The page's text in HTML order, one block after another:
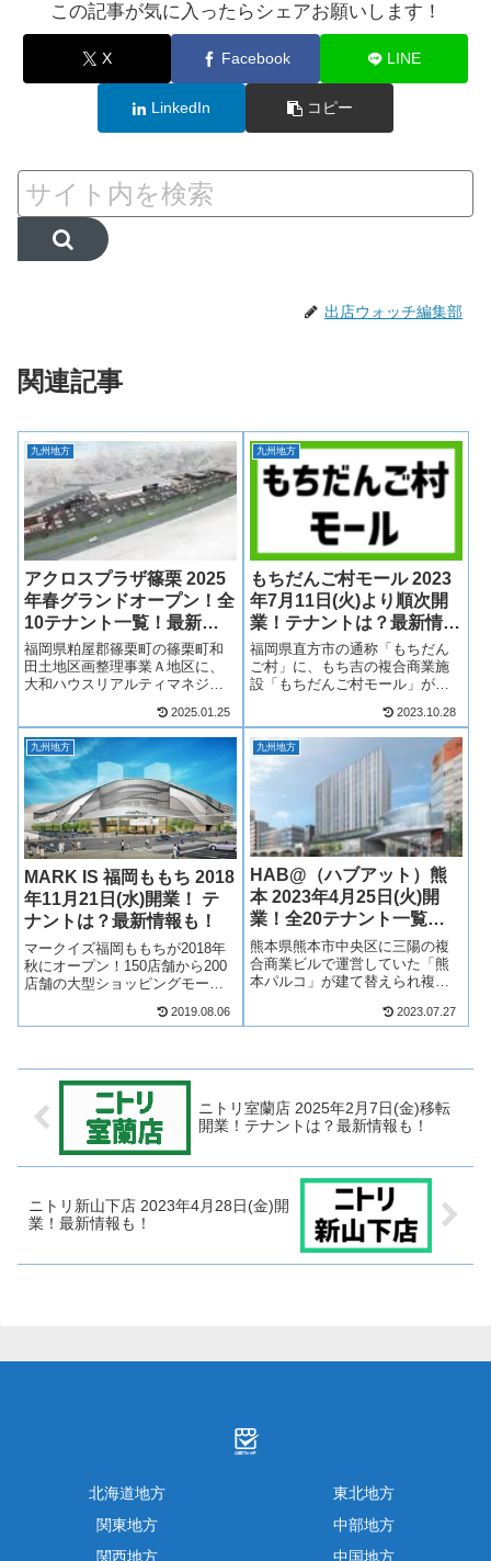
この記事が気に入ったらシェアお願いします！
X Facebook LINE
LinkedIn コピー
出店ウォッチ編集部
関連記事
九州地方
アクロスプラザ篠栗 2025
年春グランドオープン！全
10テナント一覧！最新情
報も！
福岡県粕屋郡篠栗町の篠栗町和
田土地区画整理事業Ａ地区に、
大和ハウスリアルティマネジメ
ロスプラザ篠栗」が2025年春グ
ランドオープン！ディスカウン
トストアのトライアルを中心に
約10店舗が出店！テナントは？
アクセスは...
2025.01.25
九州地方
もちだんご村モール 2023
年7月11日(火)より順次開
業！テナントは？最新情報
も！
福岡県直方市の通称「もちだん
ご村」に、もち吉の複合商業施
設「もちだんご村モール」が
業！カインズやフードウェイを
中心に複数店舗が出店！そん
な、もちだんご村モールについ
てテナントや求人情報について
みていきまし...
2023.10.28
九州地方
MARK IS 福岡ももち 2018
年11月21日(水)開業！ テ
ナントは？最新情報も！
マークイズ福岡ももちが2018年
秋にオープン！150店舗から200
店舗の大型ショッピングモール
報や映画館の情報、Zepp福岡の
2019.08.06
九州地方
HAB@（ハブアット）熊
本 2023年4月25日(火)開
業！全20テナント一覧！
最新情報も！
熊本県熊本市中央区に三陽の複
合商業ビルで運営していた「熊
本パルコ」が建て替えられ複合
誕生！商業施設「HAB@（ハブ
by 星野リゾ...
2023.07.27
ニトリ室蘭店 2025年2月7日(金)移転
開業！テナントは？最新情報も！
ニトリ新山下店 2023年4月28日(金)開
業！最新情報も！
北海道地方
東北地方
関東地方
中部地方
関西地方
中国地方